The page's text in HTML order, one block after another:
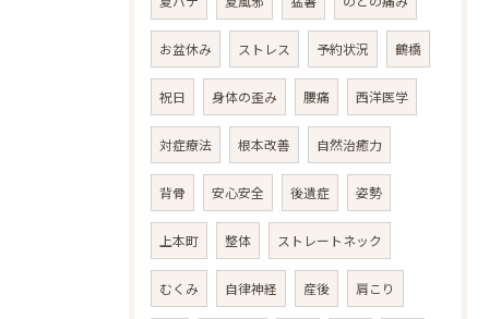
お盆休み ストレス 予約状況 鶴橋
祝日 身体の歪み 腰痛 西洋医学
対症療法 根本改善 自然治癒力
背骨 安心安全 後遺症 姿勢
上本町 整体 ストレートネック
むくみ 自律神経 産後 肩こり